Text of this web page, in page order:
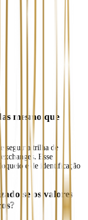
mesmo que
seguir a trilha de
Esse
e de identificação
se os valores